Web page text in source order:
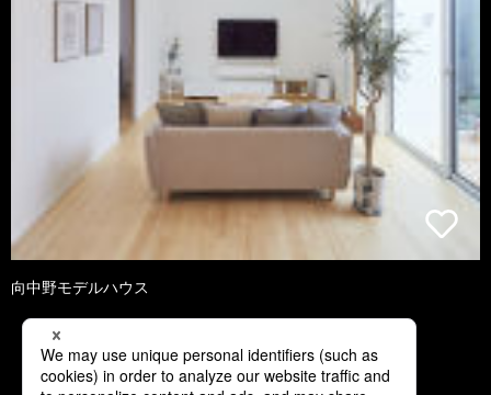
向中野モデルハウス
1 2 3 4 5